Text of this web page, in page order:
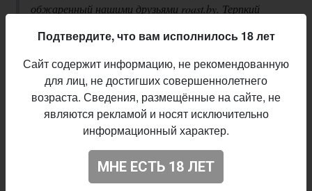
обжаренный нашими друзьями roast.by. Терпкий
Пивоварня:
Bierstaat
Стиль:
Stout - Coffee
Алкоголь:
6,8%
16 IBU
Coffee
16.09.2024
Подтвердите, что вам исполнилось 18 лет
Сайт содержит информацию, не рекомендованную
для лиц, не достигших совершеннолетнего
возраста. Сведения, размещённые на сайте, не
являются рекламой и носят исключительно
информационный характер.
МНЕ ЕСТЬ 18 ЛЕТ